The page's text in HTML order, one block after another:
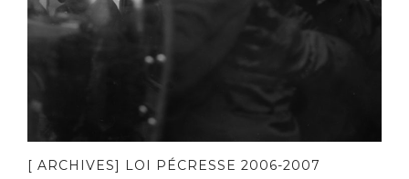
[ ARCHIVES] LOI PÉCRESSE 2006-2007